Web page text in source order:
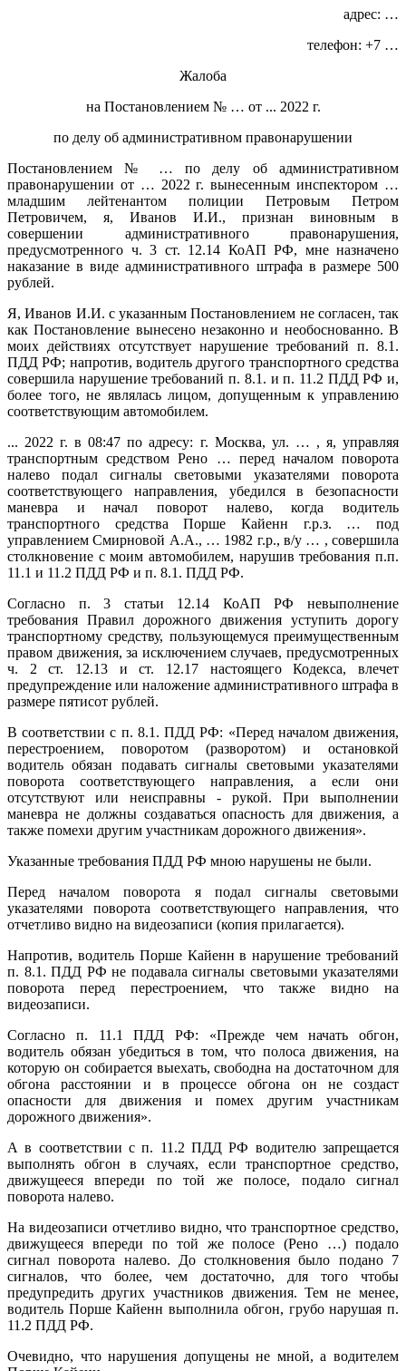
адрес: …
телефон: +7 …
Жалоба
на Постановлением № … от ... 2022 г.
по делу об административном правонарушении
Постановлением № … по делу об административном
правонарушении от … 2022 г. вынесенным инспектором …
младшим лейтенантом полиции Петровым Петром
Петровичем, я, Иванов И.И., признан виновным в
совершении административного правонарушения,
предусмотренного ч. 3 ст. 12.14 КоАП РФ, мне назначено
наказание в виде административного штрафа в размере 500
рублей.
Я, Иванов И.И. с указанным Постановлением не согласен, так
как Постановление вынесено незаконно и необоснованно. В
моих действиях отсутствует нарушение требований п. 8.1.
ПДД РФ; напротив, водитель другого транспортного средства
совершила нарушение требований п. 8.1. и п. 11.2 ПДД РФ и,
более того, не являлась лицом, допущенным к управлению
соответствующим автомобилем.
... 2022 г. в 08:47 по адресу: г. Москва, ул. … , я, управляя
транспортным средством Рено … перед началом поворота
налево подал сигналы световыми указателями поворота
соответствующего направления, убедился в безопасности
маневра и начал поворот налево, когда водитель
транспортного средства Порше Кайенн г.р.з. … под
управлением Смирновой А.А., … 1982 г.р., в/у … , совершила
столкновение с моим автомобилем, нарушив требования п.п.
11.1 и 11.2 ПДД РФ и п. 8.1. ПДД РФ.
Согласно п. 3 статьи 12.14 КоАП РФ невыполнение
требования Правил дорожного движения уступить дорогу
транспортному средству, пользующемуся преимущественным
правом движения, за исключением случаев, предусмотренных
ч. 2 ст. 12.13 и ст. 12.17 настоящего Кодекса, влечет
предупреждение или наложение административного штрафа в
размере пятисот рублей.
В соответствии с п. 8.1. ПДД РФ: «Перед началом движения,
перестроением, поворотом (разворотом) и остановкой
водитель обязан подавать сигналы световыми указателями
поворота соответствующего направления, а если они
отсутствуют или неисправны - рукой. При выполнении
маневра не должны создаваться опасность для движения, а
также помехи другим участникам дорожного движения».
Указанные требования ПДД РФ мною нарушены не были.
Перед началом поворота я подал сигналы световыми
указателями поворота соответствующего направления, что
отчетливо видно на видеозаписи (копия прилагается).
Напротив, водитель Порше Кайенн в нарушение требований
п. 8.1. ПДД РФ не подавала сигналы световыми указателями
поворота перед перестроением, что также видно на
видеозаписи.
Согласно п. 11.1 ПДД РФ: «Прежде чем начать обгон,
водитель обязан убедиться в том, что полоса движения, на
которую он собирается выехать, свободна на достаточном для
обгона расстоянии и в процессе обгона он не создаст
опасности для движения и помех другим участникам
дорожного движения».
А в соответствии с п. 11.2 ПДД РФ водителю запрещается
выполнять обгон в случаях, если транспортное средство,
движущееся впереди по той же полосе, подало сигнал
поворота налево.
На видеозаписи отчетливо видно, что транспортное средство,
движущееся впереди по той же полосе (Рено …) подало
сигнал поворота налево. До столкновения было подано 7
сигналов, что более, чем достаточно, для того чтобы
предупредить других участников движения. Тем не менее,
водитель Порше Кайенн выполнила обгон, грубо нарушая п.
11.2 ПДД РФ.
Очевидно, что нарушения допущены не мной, а водителем